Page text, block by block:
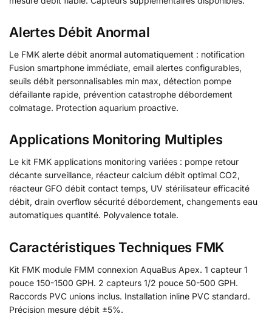
Alertes Débit Anormal
Le FMK alerte débit anormal automatiquement : notification
Fusion smartphone immédiate, email alertes configurables,
seuils débit personnalisables min max, détection pompe
défaillante rapide, prévention catastrophe débordement
colmatage. Protection aquarium proactive.
Applications Monitoring Multiples
Le kit FMK applications monitoring variées : pompe retour
décante surveillance, réacteur calcium débit optimal CO2,
réacteur GFO débit contact temps, UV stérilisateur efficacité
débit, drain overflow sécurité débordement, changements eau
automatiques quantité. Polyvalence totale.
Caractéristiques Techniques FMK
Kit FMK module FMM connexion AquaBus Apex. 1 capteur 1
pouce 150-1500 GPH. 2 capteurs 1/2 pouce 50-500 GPH.
Raccords PVC unions inclus. Installation inline PVC standard.
Précision mesure débit ±5%.